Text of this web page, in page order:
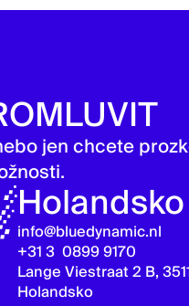
jen chcete
Holandsko
info@bluedynamic.nl
+31 3 0899 9170
Lange Viestraat 2 B,
Holandsko